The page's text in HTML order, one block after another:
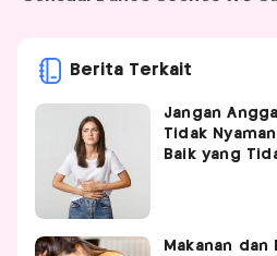
Berita Terkait
Jangan
Tidak
Baik yang
Makanan